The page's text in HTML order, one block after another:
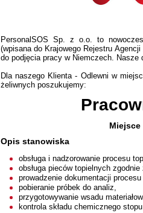
PersonalSOS Sp. z o.o. to
(wpisana do Krajowego Rejestru
do podjęcia pracy w Niemczech.
Dla naszego Klienta - Odlewni w
żeliwnych poszukujemy:
Opis stanowiska
obsługa i nadzorowanie procesu
obsługa pieców topielnych
prowadzenie dokumentacji
pobieranie próbek do analiz,
przygotowywanie wsadu
kontrola składu chemicznego